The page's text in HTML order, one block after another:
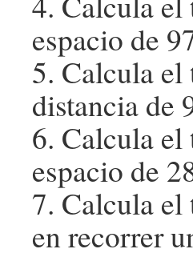
espacio de
5. Calcula el
distancia de
6. Calcula el
espacio de
7. Calcula el
en recorrer